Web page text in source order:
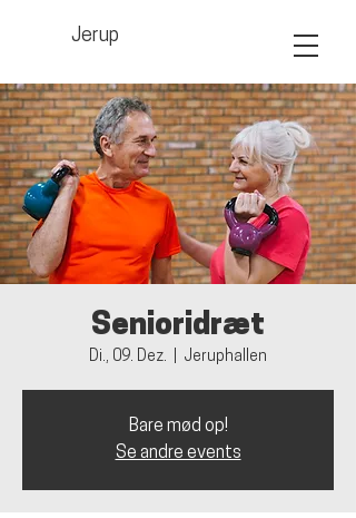
Jerup
Senioridræt
Di., 09. Dez. Jeruphallen
Bare mød op!
Se andre events